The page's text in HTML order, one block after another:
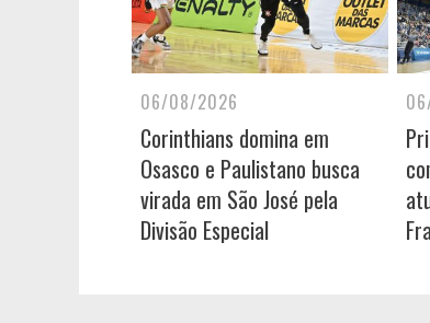
06/08/2026
Corinthians domina em
Osasco e Paulistano busca
virada em São José pela
Divisão Especial